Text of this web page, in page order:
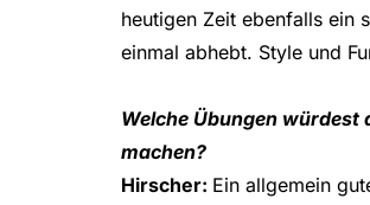
heutigen Zeit ebenfalls ein
einmal abhebt. Style und
Welche Übungen würdest
machen?
Hirscher: Ein allgemein